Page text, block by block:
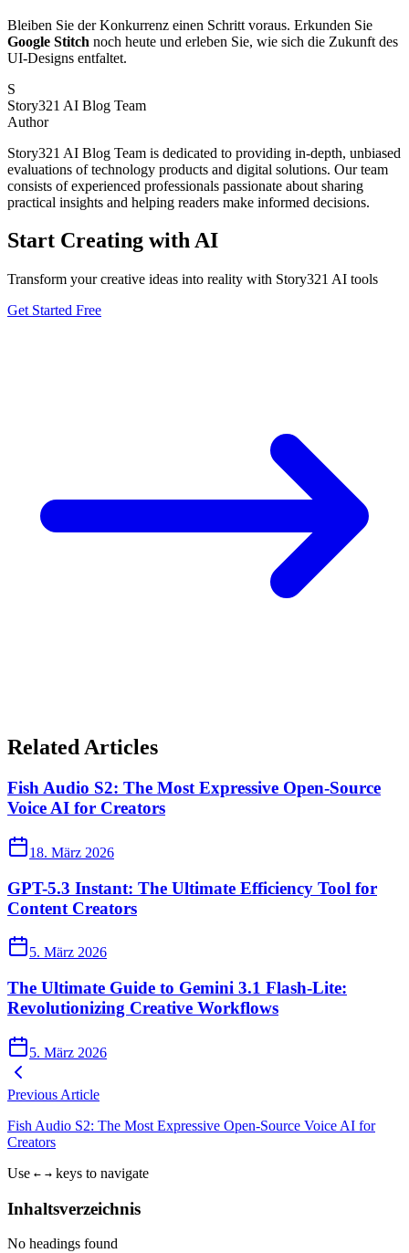
Bleiben Sie der Konkurrenz einen Schritt voraus. Erkunden Sie
Google Stitch noch heute und erleben Sie, wie sich die Zukunft des
UI-Designs entfaltet.
S
Story321 AI Blog Team
Author
Story321 AI Blog Team is dedicated to providing in-depth, unbiased
evaluations of technology products and digital solutions. Our team
consists of experienced professionals passionate about sharing
practical insights and helping readers make informed decisions.
Start Creating with AI
Transform your creative ideas into reality with Story321 AI tools
Get Started Free
Related Articles
Fish Audio S2: The Most Expressive Open-Source
Voice AI for Creators
18. März 2026
GPT-5.3 Instant: The Ultimate Efficiency Tool for
Content Creators
5. März 2026
The Ultimate Guide to Gemini 3.1 Flash-Lite:
Revolutionizing Creative Workflows
5. März 2026
Previous Article
Fish Audio S2: The Most Expressive Open-Source Voice AI for
Creators
Use ← → keys to navigate
Inhaltsverzeichnis
No headings found